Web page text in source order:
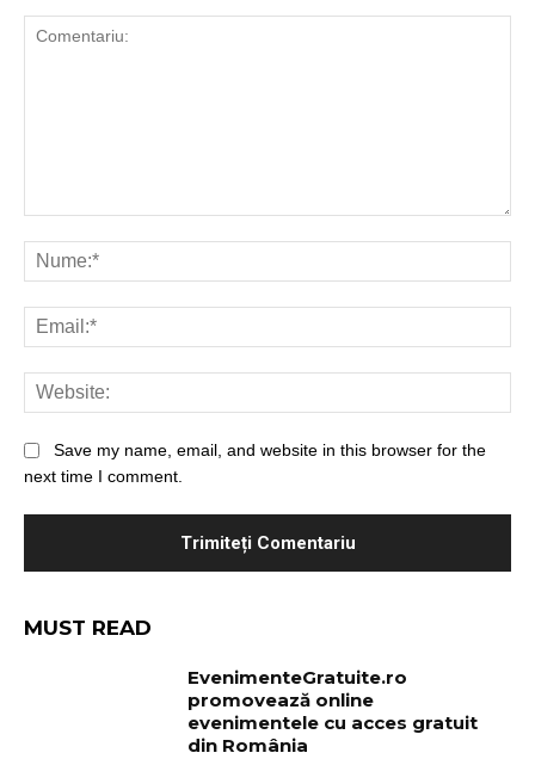
Save my name, email, and website in this browser for the
next time I comment.
MUST READ
EvenimenteGratuite.ro
promovează online
evenimentele cu acces gratuit
din România